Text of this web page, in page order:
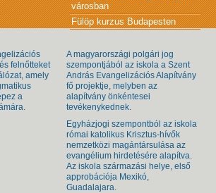
városban
Fülöp kurzus Budapesten
felnőtteket
amely
a
A magyarországi polgári jog
szempontjából az iskola a Szent
András Evangelizációs Alapítvány
fő projektje, melyben az
alapítvány önkéntesei
tevékenykednek.
Egyházjogi szempontból az iskola
római katolikus Krisztus-hívők
nemzetközi magántársulása az
evangélium hirdetésére alapítva.
Az iskola származási helye, első
approbációja Mexikó,
Guadalajara.